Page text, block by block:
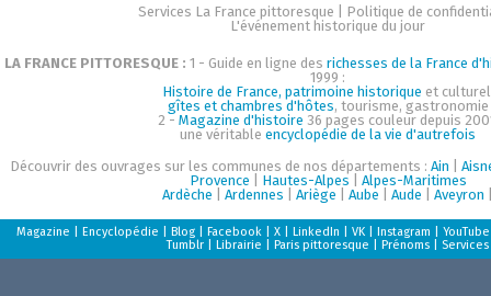
Services La France pittoresque
Politique de
L'événement historique du jour
LA FRANCE PITTORESQUE : 1 - Guide en ligne des richesses de la France
1999 :
Histoire de France, patrimoine historique et
gîtes et chambres d'hôtes, tourisme, gastronomie
2 - Magazine d'histoire 36 pages couleur depuis
une véritableencyclopédie de la vie d'autrefois
Découvrir des ouvrages sur les communes de nos départements :Ain |
Provence
Hautes-Alpes
Alpes-Maritimes
Ardèche |Ardennes |Ariège |Aube |Aude |Aveyron
Magazine |Encyclopédie |Blog |Facebook |X |LinkedIn |VK |Instagram |YouTube
Tumblr |Librairie |Paris pittoresque |Prénoms Services